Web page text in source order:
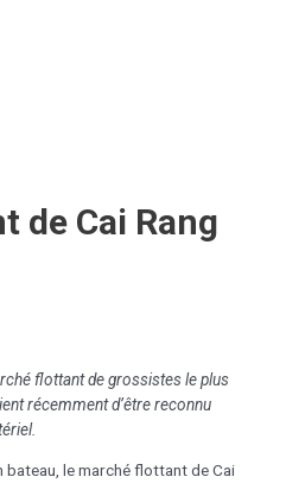
de Cai Rang
flottant de grossistes le plus
récemment d’être reconnu
bateau, le marché flottant de Cai